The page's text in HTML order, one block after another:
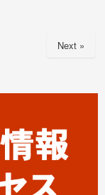
Next »